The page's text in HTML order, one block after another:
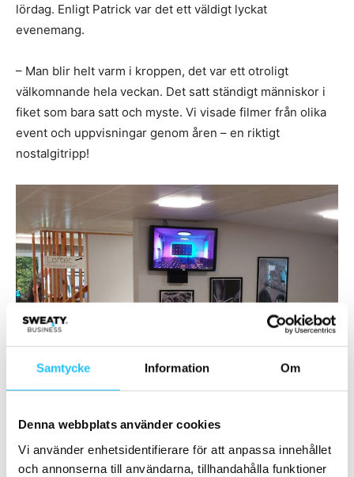
Samtycke Information Om
Denna webbplats använder cookies
Vi använder enhetsidentifierare för att anpassa innehållet
och annonserna till användarna, tillhandahålla funktioner
lördag. Enligt Patrick var det ett väldigt lyckat
evenemang.
– Man blir helt varm i kroppen, det var ett otroligt
välkomnande hela veckan. Det satt ständigt människor i
fiket som bara satt och myste. Vi visade filmer från olika
event och uppvisningar genom åren – en riktigt
nostalgitripp!